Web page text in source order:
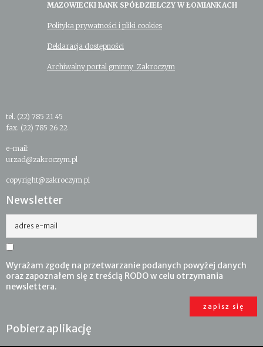
MAZOWIECKI BANK SPÓŁDZIELCZY W ŁOMIANKACH
Polityka prywatności i pliki cookies
Deklaracja dostępności
Archiwalny portal gminny Zakroczym
tel. (22) 785 21 45
fax. (22) 785 26 22
e-mail:
urzad@zakroczym.pl
copyright@zakroczym.pl
Newsletter
adres e-mail
Wyrażam zgodę na przetwarzanie podanych powyżej danych
oraz zapoznałem się z treścią RODO w celu otrzymania
newslettera.
Pobierz aplikację